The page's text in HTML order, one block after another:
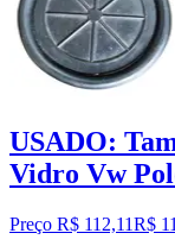
USADO:
Vidro Vw
Preço R$ 112,11R$